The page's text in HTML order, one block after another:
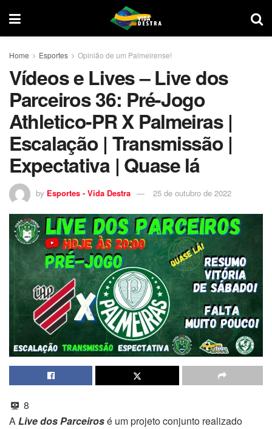
Home Esportes Opinião de um Palmeirense!
Vídeos e Lives – Live dos
Parceiros 36: Pré-Jogo
Athletico-PR X Palmeiras |
Escalação | Transmissão |
Expectativa | Quase lá
by Esportes - Vida Destra 25 de outubro de 2022
8
ALive dos Parceirosé um projeto conjunto realizado